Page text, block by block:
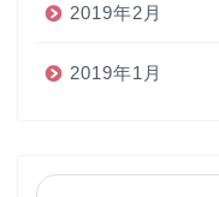
2019年2月
2019年1月